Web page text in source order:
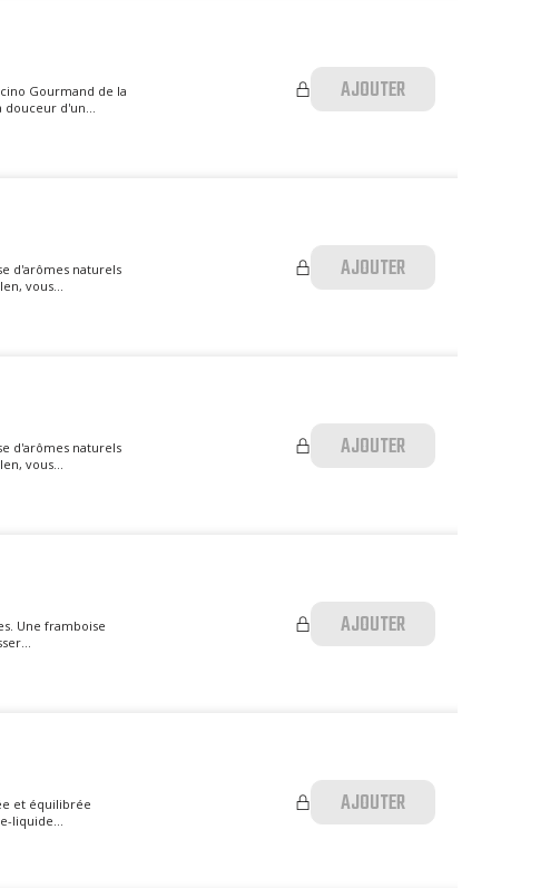
Gourmand de la
d'un...
AJOUTER
d'arômes naturels
vous...
AJOUTER
d'arômes naturels
vous...
AJOUTER
Une framboise
AJOUTER
et équilibrée
liquide...
AJOUTER